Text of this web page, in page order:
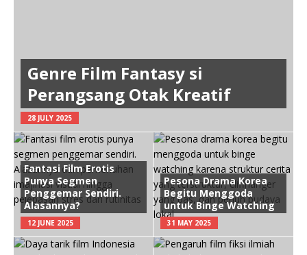
Genre Film Fantasy si
Perangsang Otak Kreatif
28 JULY 2025
Fantasi Film Erotis
Punya Segmen
Penggemar Sendiri.
Alasannya?
12 JUNE 2025
Pesona Drama Korea
Begitu Menggoda
untuk Binge Watching
31 MAY 2025